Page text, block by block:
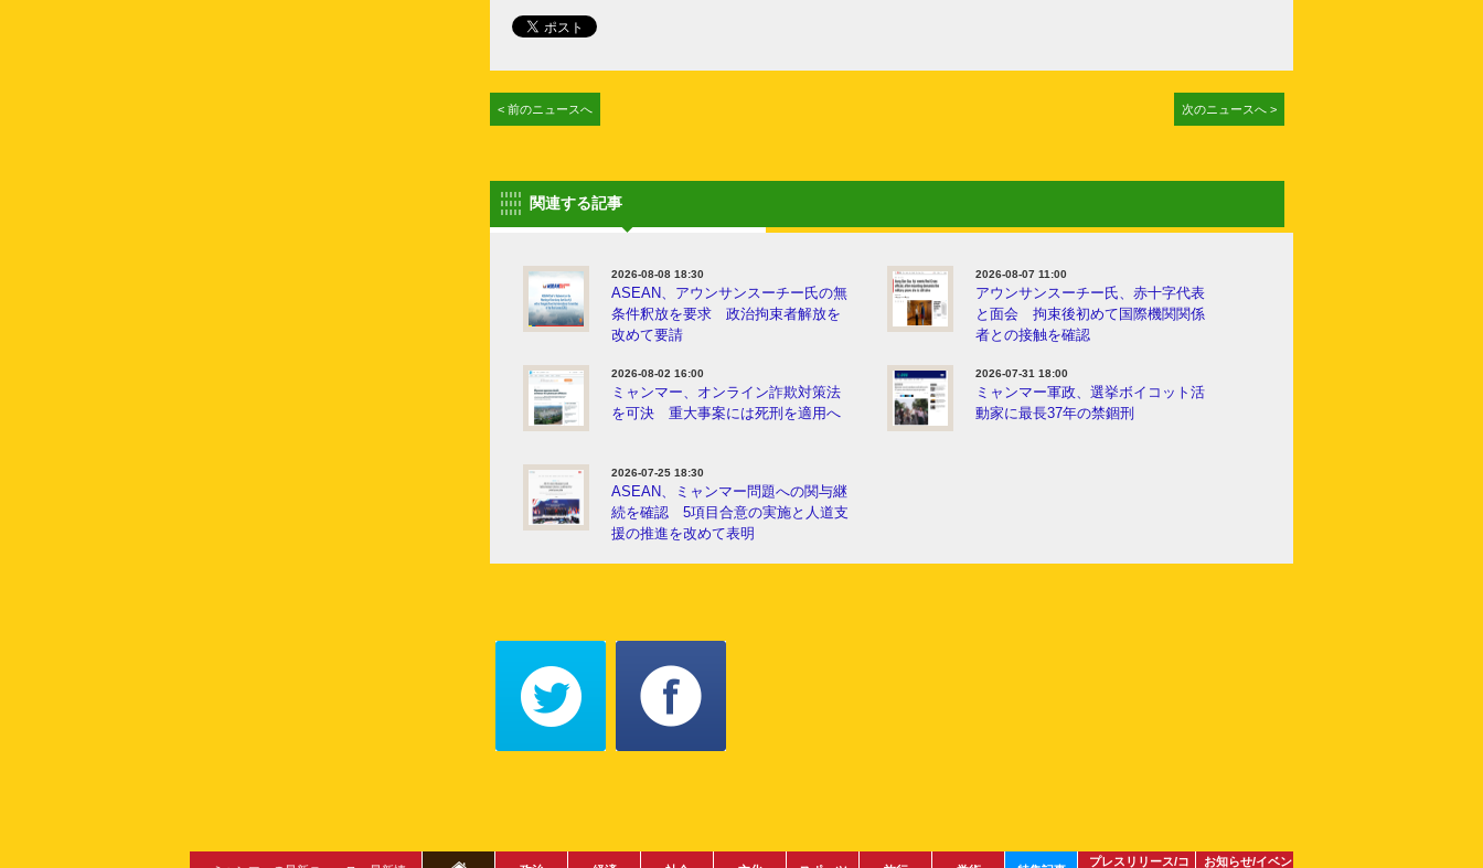
< 前のニュースへ 次のニュースへ >
関連する記事
2026-08-08 18:30
ASEAN、アウンサンスーチー氏の無
条件釈放を要求 政治拘束者解放を
改めて要請
2026-08-07 11:00
アウンサンスーチー氏、赤十字代表
と面会 拘束後初めて国際機関関係
者との接触を確認
2026-08-02 16:00
ミャンマー、オンライン詐欺対策法
を可決 重大事案には死刑を適用へ
2026-07-31 18:00
ミャンマー軍政、選挙ボイコット活
動家に最長37年の禁錮刑
2026-07-25 18:30
ASEAN、ミャンマー問題への関与継
続を確認 5項目合意の実施と人道支
援の推進を改めて表明
プレスリリース/コ お知らせ/イベン